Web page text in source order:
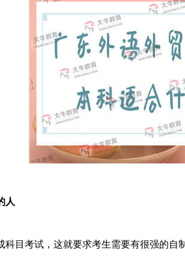
人
目考试，这就要求考生需要有很强的